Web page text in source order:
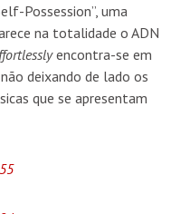
Possession”, uma
na totalidade o ADN
encontra-se em
deixando de lado os
que se apresentam